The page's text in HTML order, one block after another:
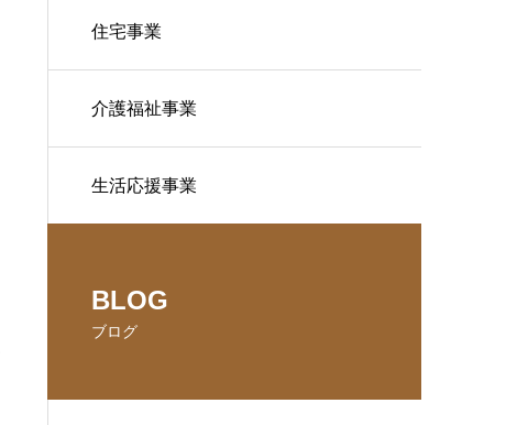
住宅事業
介護福祉事業
生活応援事業
BLOG
ブログ